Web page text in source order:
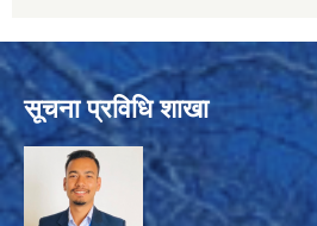
सूचना प्रविधि शाखा